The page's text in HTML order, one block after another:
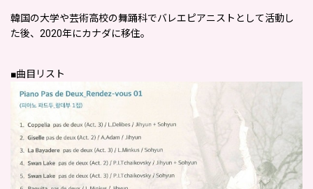
韓国の大学や芸術高校の舞踊科でバレエピアニストとして活動し
た後、2020年にカナダに移住。
■曲目リスト